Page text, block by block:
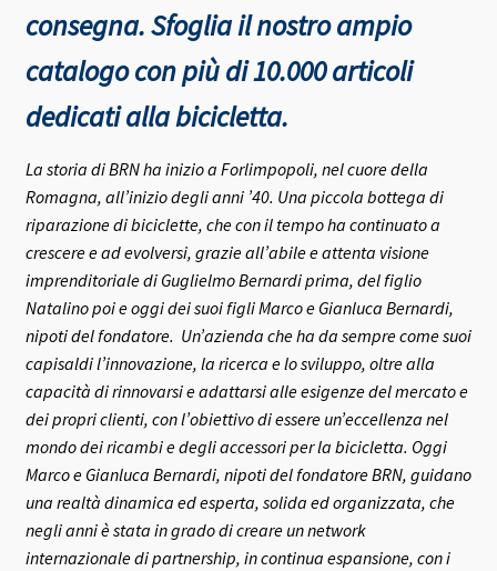
consegna.Sfoglia il nostro ampio
catalogo con più di 10.000 articoli
dedicati alla bicicletta.
La storia di BRN ha inizio a Forlimpopoli, nel cuore della
Romagna, all’inizio degli anni ’40. Una piccola bottega di
riparazione di biciclette, che con il tempo ha continuato a
crescere e ad evolversi, grazie all’abile e attenta visione
imprenditoriale di Guglielmo Bernardi prima, del figlio
Natalino poi e oggi dei suoi figli Marco e Gianluca Bernardi,
nipoti del fondatore. Un’azienda che ha da sempre come suoi
capisaldi l’innovazione, la ricerca e lo sviluppo, oltre alla
capacità di rinnovarsi e adattarsi alle esigenze del mercato e
dei propri clienti, con l’obiettivo di essere un’eccellenza nel
mondo dei ricambi e degli accessori per la bicicletta. Oggi
Marco e Gianluca Bernardi, nipoti del fondatore BRN, guidano
una realtà dinamica ed esperta, solida ed organizzata, che
negli anni è stata in grado di creare un network
internazionale di partnership, in continua espansione, con i